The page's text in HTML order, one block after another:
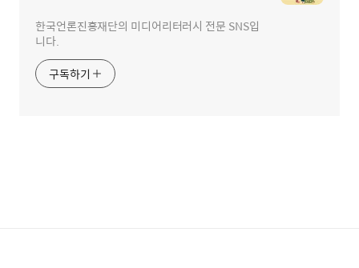
한국언론진흥재단의 미디어리터러시 전문 SNS입
니다.
구독하기